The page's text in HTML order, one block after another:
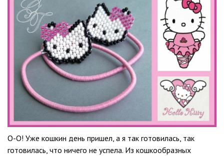
O-O! Уже кошкин день пришел, а я так готовилась, так
готовилась, что ничего не успела. Из кошкообразных